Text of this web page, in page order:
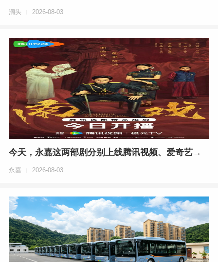
洞头 | 2026-08-03
今天，永嘉这两部剧分别上线腾讯视频、爱奇艺→
永嘉 | 2026-08-03